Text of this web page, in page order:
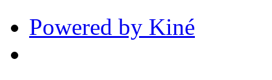
Powered by Kiné